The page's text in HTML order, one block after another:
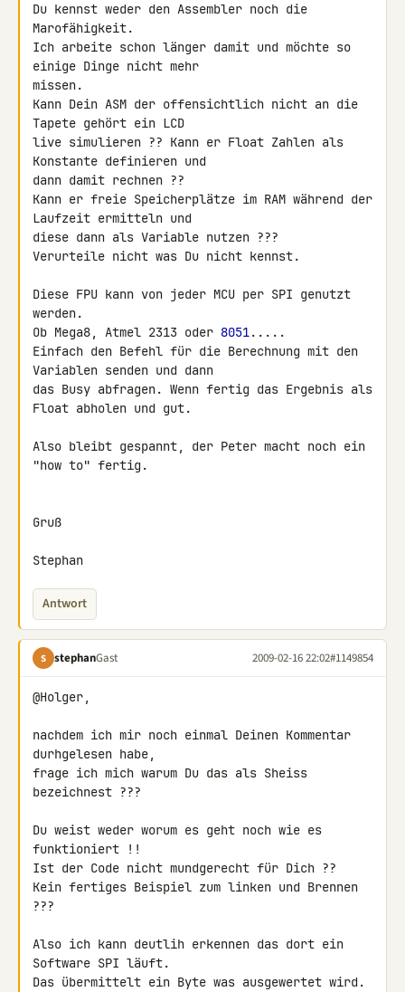
Du kennst weder den Assembler noch die
Marofähigkeit.
Ich arbeite schon länger damit und möchte so
einige Dinge nicht mehr
missen.
Kann Dein ASM der offensichtlich nicht an die
Tapete gehört ein LCD
live simulieren ?? Kann er Float Zahlen als
Konstante definieren und
dann damit rechnen ??
Kann er freie Speicherplätze im RAM während der
Laufzeit ermitteln und
diese dann als Variable nutzen ???
Verurteile nicht was Du nicht kennst.
Diese FPU kann von jeder MCU per SPI genutzt
werden.
Ob Mega8, Atmel 2313 oder 8051.....
Einfach den Befehl für die Berechnung mit den
Variablen senden und dann
das Busy abfragen. Wenn fertig das Ergebnis als
Float abholen und gut.
Also bleibt gespannt, der Peter macht noch ein
"how to" fertig.
Gruß
Stephan
Antwort
S stephanGast 2009-02-16 22:02#1149854
@Holger,
nachdem ich mir noch einmal Deinen Kommentar
durhgelesen habe,
frage ich mich warum Du das als Sheiss
bezeichnest ???
Du weist weder worum es geht noch wie es
funktioniert !!
Ist der Code nicht mundgerecht für Dich ??
Kein fertiges Beispiel zum linken und Brennen
???
Also ich kann deutlih erkennen das dort ein
Software SPI läuft.
Das übermittelt ein Byte was ausgewertet wird.